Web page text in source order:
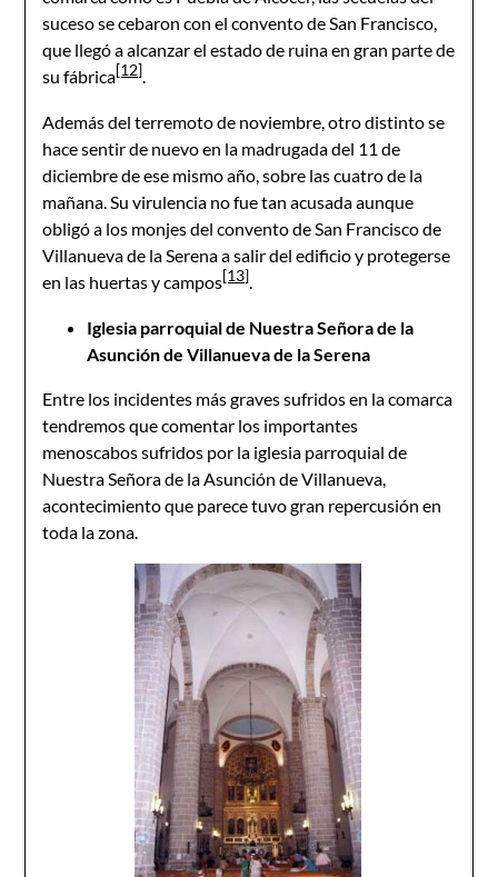
suceso se cebaron con el convento de San Francisco,
que llegó a alcanzar el estado de ruina en gran parte de
su fábrica[12].
Además del terremoto de noviembre, otro distinto se
hace sentir de nuevo en la madrugada del 11 de
diciembre de ese mismo año, sobre las cuatro de la
mañana. Su virulencia no fue tan acusada aunque
obligó a los monjes del convento de San Francisco de
Villanueva de la Serena a salir del edificio y protegerse
en las huertas y campos[13].
Iglesia parroquial de Nuestra Señora de la
Asunción de Villanueva de la Serena
Entre los incidentes más graves sufridos en la comarca
tendremos que comentar los importantes
menoscabos sufridos por la iglesia parroquial de
Nuestra Señora de la Asunción de Villanueva,
acontecimiento que parece tuvo gran repercusión en
toda la zona.